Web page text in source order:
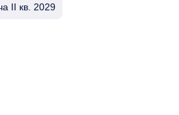
II кв. 2029